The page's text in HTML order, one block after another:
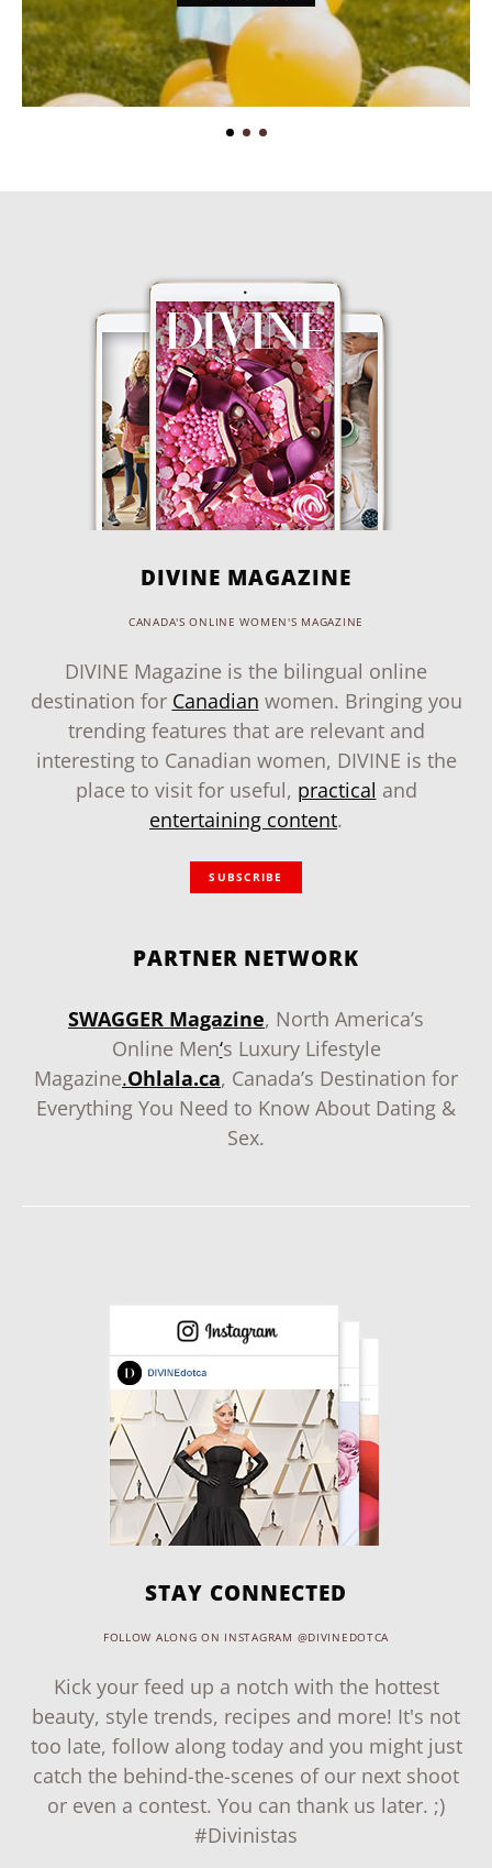
DIVINE MAGAZINE
CANADA'S ONLINE WOMEN'S MAGAZINE
DIVINE Magazine is the bilingual online
destination for Canadian women. Bringing you
trending features that are relevant and
interesting to Canadian women, DIVINE is the
place to visit for useful, practical and
entertaining content.
SUBSCRIBE
PARTNER NETWORK
SWAGGER Magazine, North America’s
Online Men‘s Luxury Lifestyle
Magazine.Ohlala.ca, Canada’s Destination for
Everything You Need to Know About Dating &
Sex.
STAY CONNECTED
FOLLOW ALONG ON INSTAGRAM @DIVINEDOTCA
Kick your feed up a notch with the hottest
beauty, style trends, recipes and more! It's not
too late, follow along today and you might just
catch the behind-the-scenes of our next shoot
or even a contest. You can thank us later. ;)
#Divinistas